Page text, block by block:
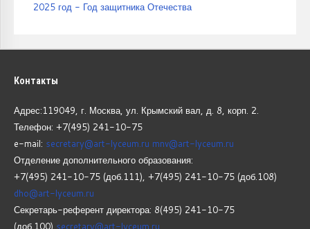
2025 год - Год защитника Отечества
Контакты
Адрес:119049, г. Москва, ул. Крымский вал, д. 8, корп. 2.
Телефон: +7(495) 241-10-75
e-mail: secretary@art-lyceum.ru mnv@art-lyceum.ru
Отделение дополнительного образования:
+7(495) 241-10-75 (доб.111), +7(495) 241-10-75 (доб.108)
dho@art-lyceum.ru
Секретарь-референт директора: 8(495) 241-10-75
(доб.100) secretary@art-lyceum.ru